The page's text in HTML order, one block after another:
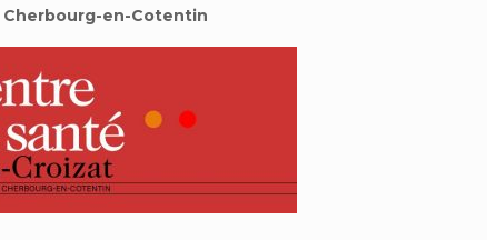
Cherbourg-en-Cotentin